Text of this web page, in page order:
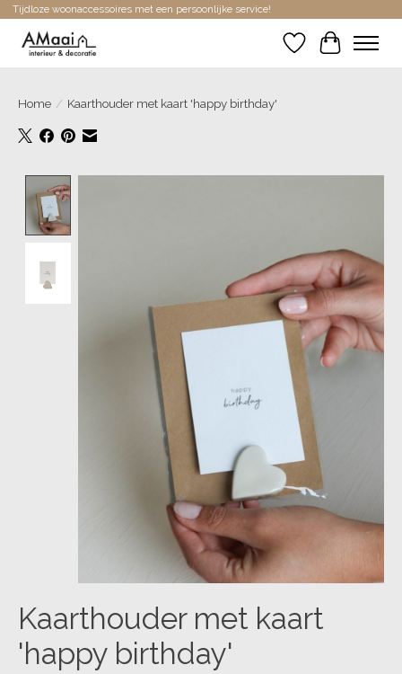
Tijdloze woonaccessoires met een persoonlijke service!
Verlanglijst
Home / Kaarthouder met kaart 'happy birthday'
Kaarthouder met kaart
'happy birthday'